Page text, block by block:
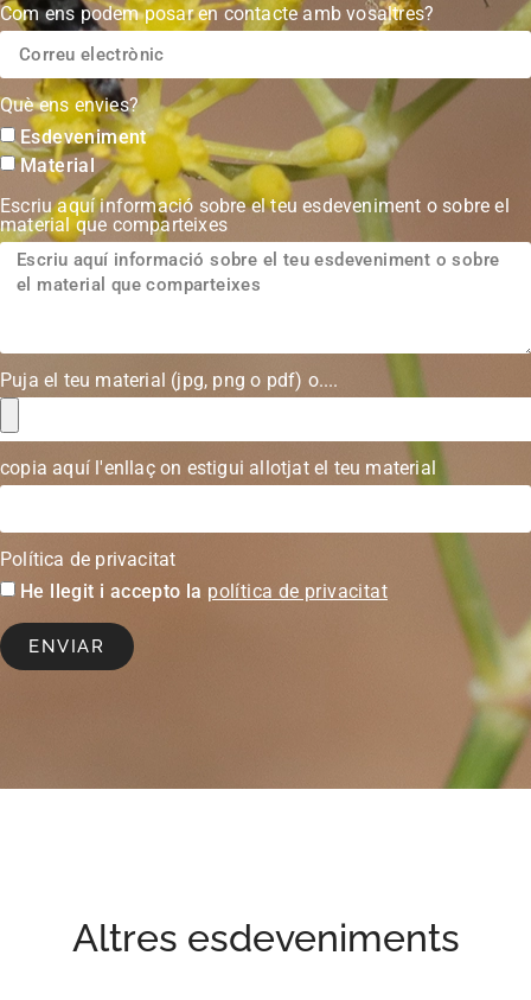
Com ens podem posar en contacte amb vosaltres?
Què ens envies?
Esdeveniment
Material
Escriu aquí informació sobre el teu esdeveniment o sobre el
material que comparteixes
Puja el teu material (jpg, png o pdf) o....
copia aquí l'enllaç on estigui allotjat el teu material
Política de privacitat
He llegit i accepto la política de privacitat
ENVIAR
Altres esdeveniments